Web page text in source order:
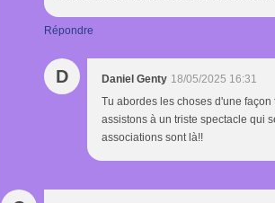
Répondre
D Daniel Genty 18/05/2025 16:31
Tu abordes les choses d'une
assistons à un triste spectacle qui
associations sont là!!